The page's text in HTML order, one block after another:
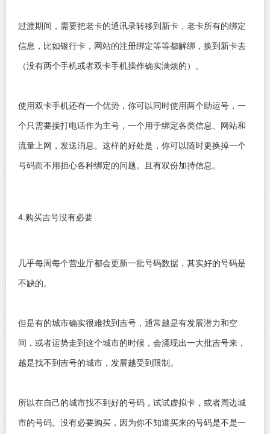
过渡期间，需要把老卡的通讯录转移到新卡，老卡所有的绑定
信息，比如银行卡，网站的注册绑定等等都解绑，换到新卡去
（没有两个手机或者双卡手机操作确实满烦的）。
使用双卡手机还有一个优势，你可以同时使用两个助运号，一
个只需要接打电话作为主号，一个用于绑定各类信息、网站和
流量上网，发送消息。这样的好处是，你可以随时更换掉一个
号码而不用担心各种绑定的问题。且有双份加持信息。
4.购买吉号没有必要
几乎每周每个营业厅都会更新一批号码数据，其实好的号码是
不缺的。
但是有的城市确实很难找到吉号，通常越是有发展潜力和空
间，或者运势走到这个城市的时候，会涌现出一大批吉号来，
越是找不到吉号的城市，发展越受到限制。
所以在自己的城市找不到好的号码，试试虚拟卡，或者周边城
市的号码。没有必要购买，因为你不知道买来的号码是不是一